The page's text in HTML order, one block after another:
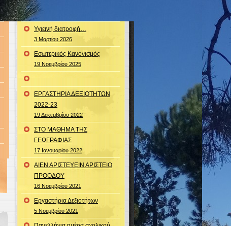
Υγιεινή διατροφή…
3 Μαρτίου 2026
Εσωτερικός Κανονισμός
19 Νοεμβρίου 2025
ΕΡΓΑΣΤΗΡΙΑ ΔΕΞΙΟΤΗΤΩΝ
2022-23
19 Δεκεμβρίου 2022
ΣΤΟ ΜΑΘΗΜΑ ΤΗΣ
ΓΕΩΓΡΑΦΙΑΣ
17 Ιανουαρίου 2022
ΑΙΕΝ ΑΡΙΣΤΕΥΕΙΝ ΑΡΙΣΤΕΙΟ
ΠΡΟΟΔΟΥ
16 Νοεμβρίου 2021
Εργαστήρια Δεξιοτήτων
5 Νοεμβρίου 2021